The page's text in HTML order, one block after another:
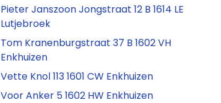
Pieter Janszoon Jongstraat 12 B 1614 LE
Lutjebroek
Tom Kranenburgstraat 37 B 1602 VH
Enkhuizen
Vette Knol 113 1601 CW Enkhuizen
Voor Anker 5 1602 HW Enkhuizen